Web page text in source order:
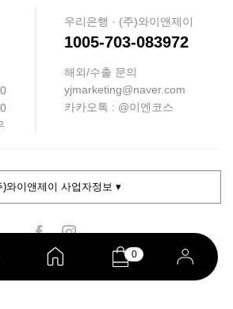
0
우리은행 · (주)와이앤제이
1005-703-083972
해외/수출 문의
yjmarketing@naver.com
카카오톡 : @이엔코스
)와이앤제이 사업자정보 ▾